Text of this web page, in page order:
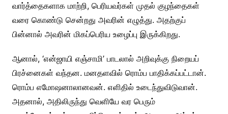
வார்த்தைகளாக மாற்றி, பெரியவர்கள் முதல் குழந்தைகள்
வரை கொண்டு சென்றது அவரின் எழுத்து. அதற்குப்
பின்னால் அவரின் மிகப்பெரிய உழைப்பு இருக்கிறது.
ஆனால், ‘என்ஜாயி எஞ்சாமி’ பாடலால் அறிவுக்கு நிறையப்
பிரச்னைகள் வந்தன. மனதளவில் ரொம்ப பாதிக்கப்பட்டான்.
ரொம்ப எமோஷனாலானவன். எளிதில் உடைந்துவிடுவான்.
அதனால், அதிலிருந்து வெளியே வர பெரும்